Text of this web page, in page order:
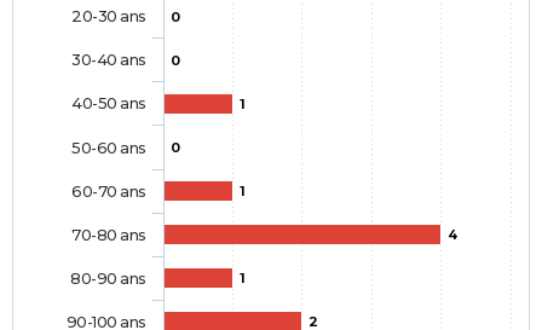
0
0
1
0
1
4
1
2
20-30 ans
30-40 ans
40-50 ans
50-60 ans
60-70 ans
70-80 ans
80-90 ans
90-100 ans